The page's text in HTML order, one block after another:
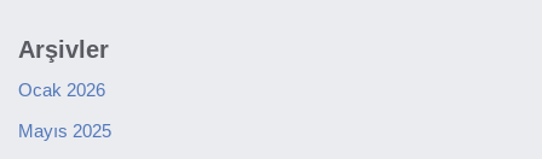
Arşivler
Ocak 2026
Mayıs 2025